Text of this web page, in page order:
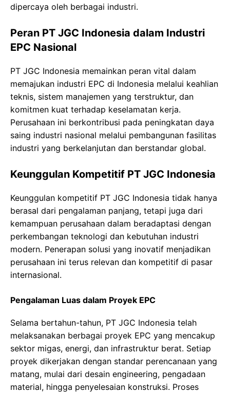
dipercaya oleh berbagai industri.
Peran PT JGC Indonesia dalam Industri
EPC Nasional
PT JGC Indonesia memainkan peran vital dalam
memajukan industri EPC di Indonesia melalui keahlian
teknis, sistem manajemen yang terstruktur, dan
komitmen kuat terhadap keselamatan kerja.
Perusahaan ini berkontribusi pada peningkatan daya
saing industri nasional melalui pembangunan fasilitas
industri yang berkelanjutan dan berstandar global.
Keunggulan Kompetitif PT JGC Indonesia
Keunggulan kompetitif PT JGC Indonesia tidak hanya
berasal dari pengalaman panjang, tetapi juga dari
kemampuan perusahaan dalam beradaptasi dengan
perkembangan teknologi dan kebutuhan industri
modern. Penerapan solusi yang inovatif menjadikan
perusahaan ini terus relevan dan kompetitif di pasar
internasional.
Pengalaman Luas dalam Proyek EPC
Selama bertahun-tahun, PT JGC Indonesia telah
melaksanakan berbagai proyek EPC yang mencakup
sektor migas, energi, dan infrastruktur berat. Setiap
proyek dikerjakan dengan standar perencanaan yang
matang, mulai dari desain engineering, pengadaan
material, hingga penyelesaian konstruksi. Proses